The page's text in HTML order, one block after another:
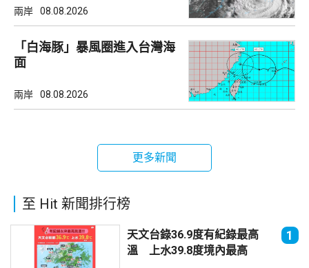
兩岸 08.08.2026
「白海豚」暴風圈進入台灣海
面
兩岸 08.08.2026
更多新聞
至 Hit 新聞排行榜
天文台錄36.9度有紀錄最高
溫 上水39.8度境內最高
1